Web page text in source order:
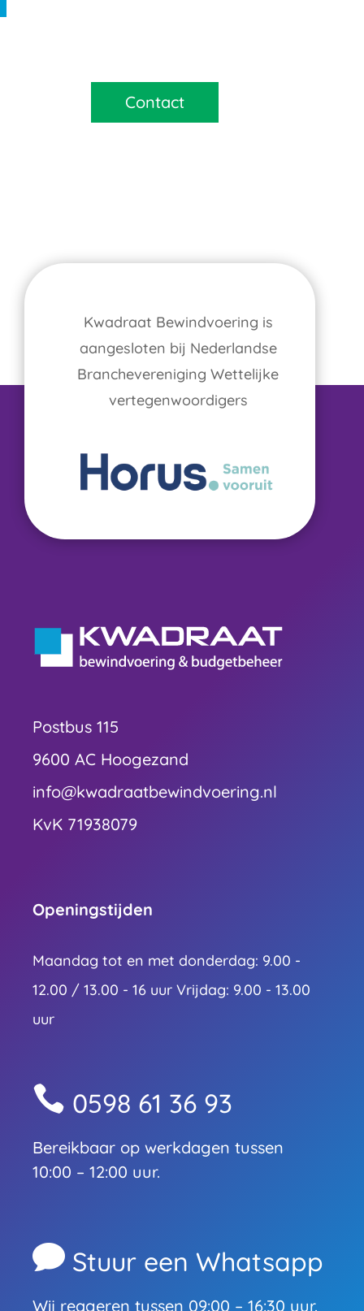
Contact
Kwadraat Bewindvoering is
aangesloten bij Nederlandse
Branchevereniging Wettelijke
vertegenwoordigers
Postbus 115
9600 AC Hoogezand
info@kwadraatbewindvoering.nl
KvK 71938079
Openingstijden
Maandag tot en met donderdag: 9.00 -
12.00 / 13.00 - 16 uur Vrijdag: 9.00 - 13.00
uur
 0598 61 36 93
Bereikbaar op werkdagen tussen
10:00 – 12:00 uur.
 Stuur een Whatsapp
Wij reageren tussen 09:00 – 16:30 uur.